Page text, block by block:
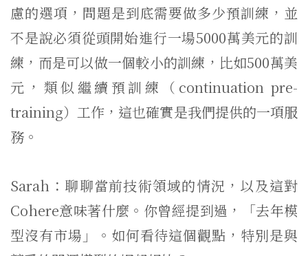
慮的選項，問題是到底需要做多少預訓練，並
不是說必須從頭開始進行一場5000萬美元的訓
練，而是可以做一個較小的訓練，比如500萬美
元，類似繼續預訓練（continuation pre-
training）工作，這也確實是我們提供的一項服
務。
Sarah：聊聊當前技術領域的情況，以及這對
Cohere意味著什麼。你曾經提到過，「去年模
型沒有市場」。如何看待這個觀點，特別是與